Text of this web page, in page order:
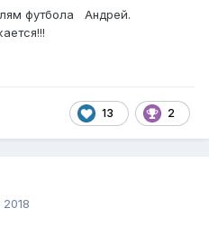
футбола Андрей.
13 2